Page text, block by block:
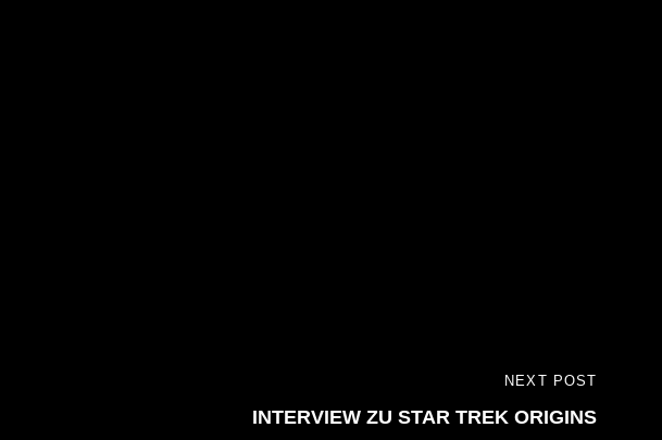
NEXT POST
INTERVIEW ZU STAR TREK ORIGINS